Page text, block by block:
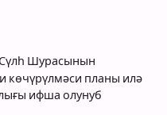
Сүлһ Шурасынын
көчүрүлмәси планы илә
ифша олунуб